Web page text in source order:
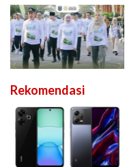
Rekomendasi